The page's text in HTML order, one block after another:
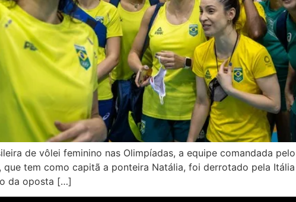
de vôlei feminino nas Olimpíadas, a equipe comandada
que tem como capitã a ponteira Natália, foi derrotado pela
da oposta […]